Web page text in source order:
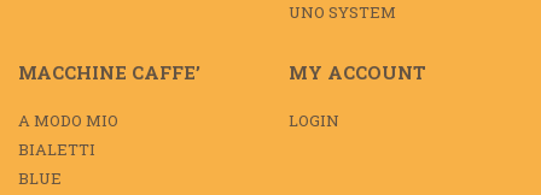
UNO SYSTEM
MACCHINE CAFFE’
A MODO MIO
BIALETTI
BLUE
MY ACCOUNT
LOGIN